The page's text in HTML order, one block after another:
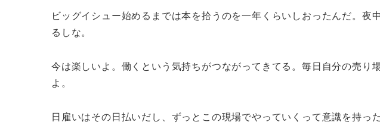
ビッグイシュー始めるまでは本を拾うのを一年くらいしおったんだ。
るしな。
今は楽しいよ。働くという気持ちがつながってきてる。毎日自分の売
よ。
日雇いはその日払いだし、ずっとこの現場でやっていくって意識を持